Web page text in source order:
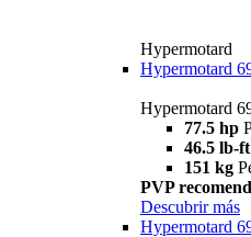
Hypermotard
Hypermotard
Hypermotard
77.5 hp
46.5 lb-ft
151 kg
PVP
Descubrir más
Hypermotard